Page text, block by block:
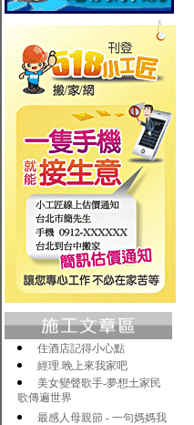
住酒店記得小心點
經理.晚上來我家吧
美女變聲歌手-夢想土家民
歌傳遍世界
最感人母親節 - 一句媽媽我